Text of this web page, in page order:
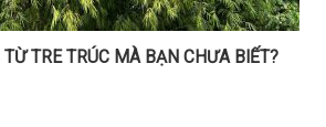
TRE TRÚC MÀ BẠN CHƯA BIẾT?